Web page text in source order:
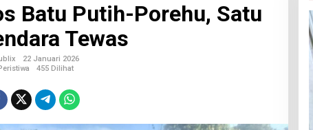
Batu Putih-Porehu, Satu
Tewas
22 Januari 2026
455 Dilihat